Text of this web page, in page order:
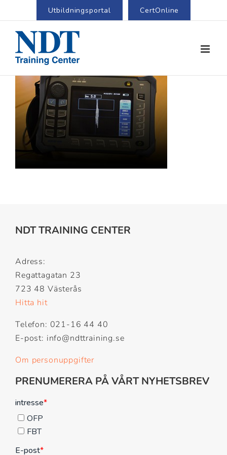
Utbildningsportal CertOnline
NDT TRAINING CENTER
Adress:
Regattagatan 23
723 48 Västerås
Hitta hit
Telefon: 021-16 44 40
E-post: info@ndttraining.se
Om personuppgifter
PRENUMERERA PÅ VÅRT NYHETSBREV